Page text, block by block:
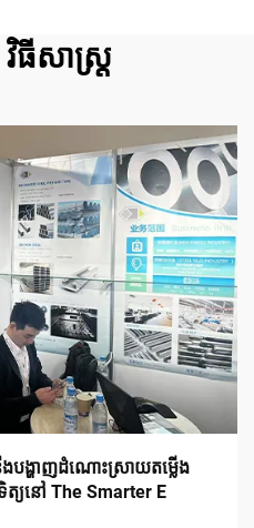
ធីសាស្ត្រ
ង្ហាញដំណោះស្រាយតម្លើង
ត្យនៅ The Smarter E